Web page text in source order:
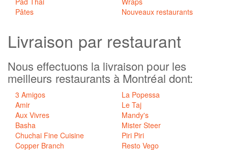
Pâtes
Nouveaux restaurants
Livraison par restaurant
Nous effectuons la livraison pour les
meilleurs restaurants à Montréal dont:
3 Amigos
Amir
Aux Vivres
Basha
Chuchai Fine Cuisine
Copper Branch
La Popessa
Le Taj
Mandy's
Mister Steer
Piri Piri
Resto Vego